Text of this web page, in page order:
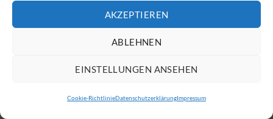
AKZEPTIEREN
ABLEHNEN
EINSTELLUNGEN ANSEHEN
Cookie-RichtlinieDatenschutzerklärungImpressum